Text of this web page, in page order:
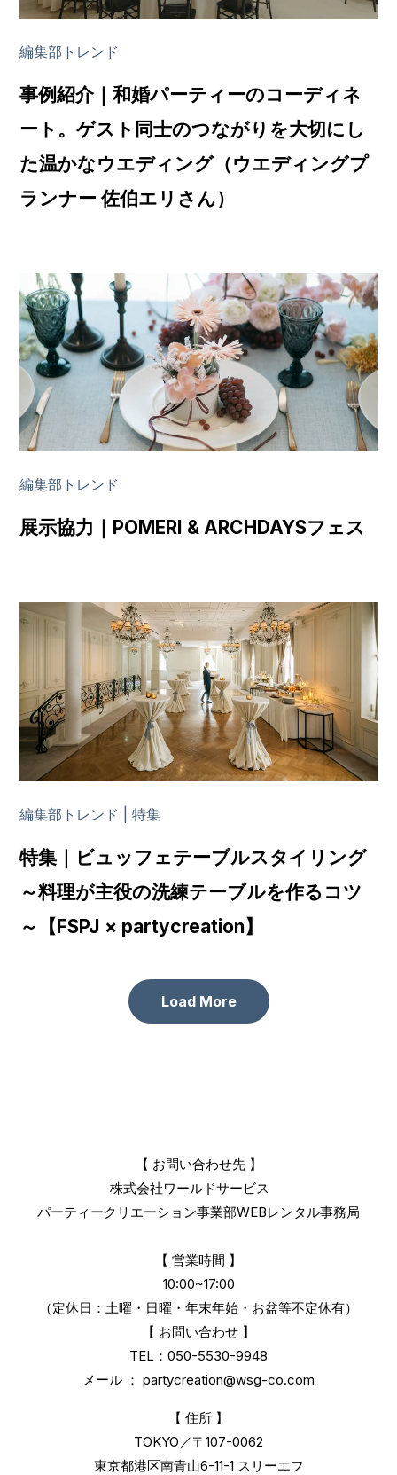
編集部トレンド
事例紹介｜和婚パーティーのコーディネ
ート。ゲスト同士のつながりを大切にし
た温かなウエディング（ウエディングプ
ランナー 佐伯エリさん）
編集部トレンド
展示協力｜POMERI & ARCHDAYSフェス
編集部トレンド | 特集
特集｜ビュッフェテーブルスタイリング
～料理が主役の洗練テーブルを作るコツ
～【FSPJ × partycreation】
Load More
【 お問い合わせ先 】
株式会社ワールドサービス
パーティークリエーション事業部WEBレンタル事務局
【 営業時間 】
10:00~17:00
（定休日：土曜・日曜・年末年始・お盆等不定休有）
【 お問い合わせ 】
TEL：050-5530-9948
メール ： partycreation@wsg-co.com
【 住所 】
TOKYO／〒107-0062
東京都港区南青山6-11-1 スリーエフ